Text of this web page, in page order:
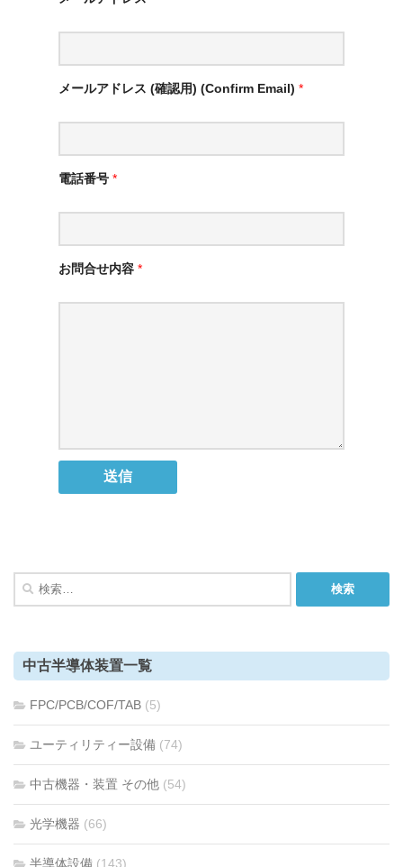
メールアドレス (確認用) (Confirm Email) *
電話番号 *
お問合せ内容 *
検
中古半導体装置一覧
FPC/PCB/COF/TAB (5)
ユーティリティー設備 (74)
中古機器・装置 その他 (54)
光学機器 (66)
半導体設備 (143)